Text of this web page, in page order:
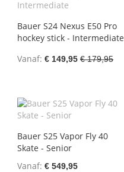
Bauer S24 Nexus E50 Pro
hockey stick - Intermediate
Vanaf € 149,95 € 179,95
Bauer S25 Vapor Fly 40
Skate - Senior
Vanaf € 549,95